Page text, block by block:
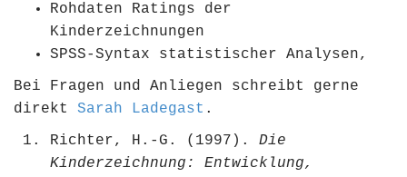
Rohdaten Ratings der
Kinderzeichnungen
SPSS-Syntax statistischer Analysen,
Bei Fragen und Anliegen schreibt gerne
direkt Sarah Ladegast .
Richter, H.-G. (1997). Die
Kinderzeichnung: Entwicklung,